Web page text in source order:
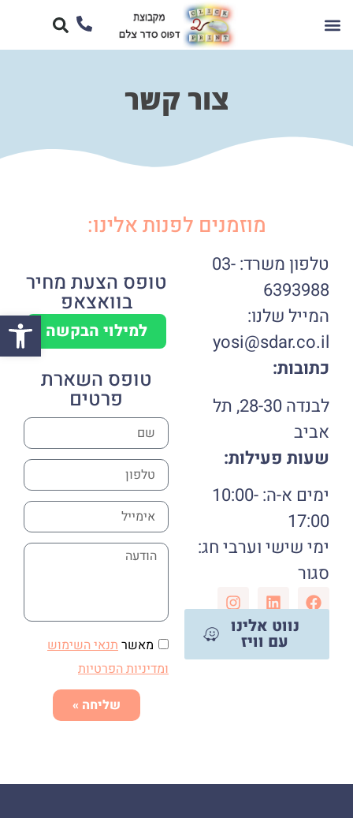
פתח
צור קשר
מוזמנים לפנות אלינו:
טלפון משרד: 03-
6393988
המייל שלנו:
yosi@sdar.co.il
כתובות:
לבנדה 28-30, תל
אביב
שעות פעילות:
ימים א-ה: 10:00-
17:00
ימי שישי וערבי חג:
סגור
נווט אלינו
עם וויז
טופס הצעת מחיר
בוואצאפ
למילוי הבקשה
טופס השארת
פרטים
מאשר תנאי השימוש
ומדיניות הפרטיות
שליחה »